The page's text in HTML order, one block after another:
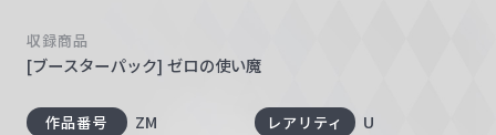
収録商品
[ブースターパック] ゼロの使い魔
作品番号 ZM レアリティ U